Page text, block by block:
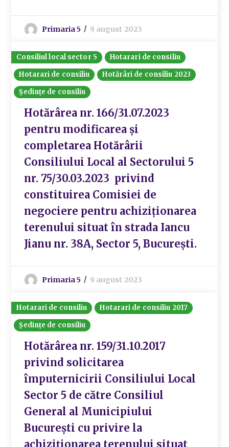
Primaria 5 9 august 2023
Consiliul local sector 5
Hotarari de consiliu
Hotarari de consiliu
Hotărâri de consiliu 2023
Ședințe de consiliu
Hotărârea nr. 166/31.07.2023
pentru modificarea și
completarea Hotărârii
Consiliului Local al Sectorului 5
nr. 75/30.03.2023 privind
constituirea Comisiei de
negociere pentru achiziționarea
terenului situat în strada Iancu
Jianu nr. 38A, Sector 5, București.
Primaria 5 9 august 2023
Hotarari de consiliu
Hotarari de consiliu 2017
Ședințe de consiliu
Hotărârea nr. 159/31.10.2017
privind solicitarea
împuternicirii Consiliului Local
Sector 5 de către Consiliul
General al Municipiului
București cu privire la
achiziționarea terenului situat